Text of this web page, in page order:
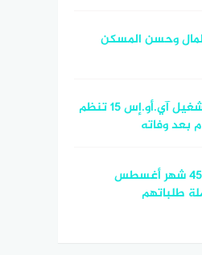
وحسن المسكن
خاصية جديدة في نظام التشغيل آي.أو.إس 15 تنظم
بعد وفاته
إيداع حساب المواطن دفعة 45 شهر أغسطس
طلباتهم